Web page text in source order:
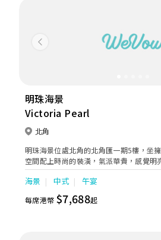
Previous
明珠海景
Victoria Pearl
北角
明珠海景位處北角的北角匯一期5樓，坐
空間配上時尚的裝潢，氣派華貴，感覺明
廚設計的中式美饌，一定能為賓客打造令人難忘
佔地超過3千500呎，更有飽覽180度維港
光為場地帶來自然舒適的氣氛，令人完全
18席，盡覽維港景觀的露天平台可容納30
海景 中式 午宴
每席港幣 $7,688起